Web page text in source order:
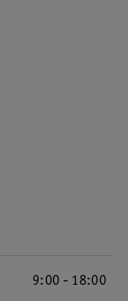
9:00 - 18:00